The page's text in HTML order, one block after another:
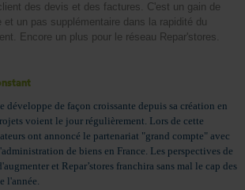
des devis et des factures. C'est un gain de
et un pas supplémentaire dans la rapidité du
Encore un plus pour le réseau Repar'stores.
développe de façon croissante depuis sa création en
voient le jour régulièrement. Lors de cette
ont annoncé le partenariat "grand compte" avec
de biens en France. Les perspectives de
et Repar’stores franchira sans mal le cap des
l'année.